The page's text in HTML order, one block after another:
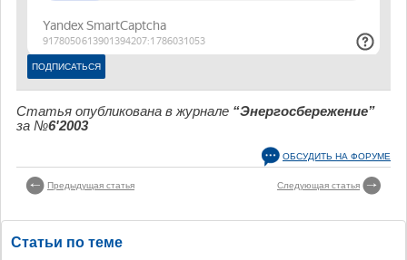
Статья опубликована в журнале “Энергосбережение”
за №6'2003
ОБСУДИТЬ НА ФОРУМЕ
Предыдущая статья Следующая статья
Статьи по теме